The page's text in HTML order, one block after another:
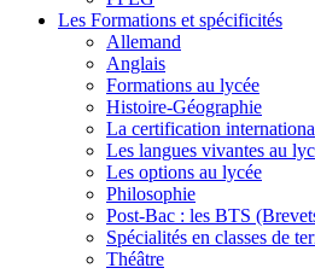
Les Formations et spécificités
Allemand
Anglais
Formations au lycée
Histoire-Géographie
La certification
Les langues vivantes au
Les options au lycée
Philosophie
Post-Bac : les BTS
Spécialités en classes de
Théâtre